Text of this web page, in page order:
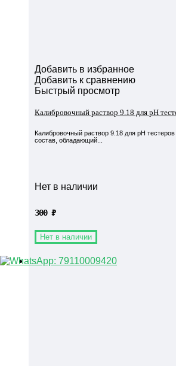
Добавить в избранное
Добавить к сравнению
Быстрый просмотр
Калибровочный раствор 9.18 для pH
Калибровочный раствор 9.18 для pH
состав, обладающий...
Нет в наличии
300 ₽
Нет в наличии